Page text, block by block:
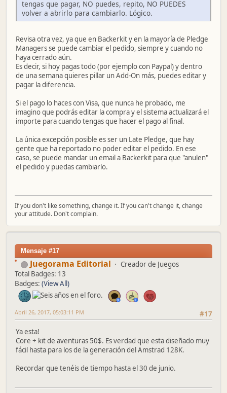
tengas que pagar, NO puedes, repito, NO PUEDES
volver a abrirlo para cambiarlo. Lógico.
Revisa otra vez, ya que en Backerkit y en la mayoría de Pledge
Managers se puede cambiar el pedido, siempre y cuando no
haya cerrado aún.
Es decir, si hoy pagas todo (por ejemplo con Paypal) y dentro
de una semana quieres pillar un Add-On más, puedes editar y
pagar la diferencia.
Si el pago lo haces con Visa, que nunca he probado, me
imagino que podrás editar la compra y el sistema actualizará el
importe para cuando tengas que hacer el pago al final.
La única excepción posible es ser un Late Pledge, que hay
gente que ha reportado no poder editar el pedido. En ese
caso, se puede mandar un email a Backerkit para que "anulen"
el pedido y puedas cambiarlo.
If you don't like something, change it. If you can't change it, change
your attitude. Don't complain.
Mensaje #17
Juegorama Editorial
Creador de Juegos
Total Badges: 13
Badges: (View All)
#17
Abril 26, 2017, 05:03:11 PM
Ya esta!
Core + kit de aventuras 50$. Es verdad que esta diseñado muy
fácil hasta para los de la generación del Amstrad 128K.
Recordar que tenéis de tiempo hasta el 30 de junio.